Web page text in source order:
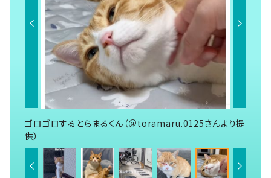
ゴロゴロするとらまるくん（＠toramaru.0125さんより提
供）